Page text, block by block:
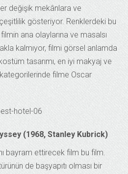
değişik mekânlara ve
gösteriyor. Renklerdeki bu
ana olaylarına ve masalsı
kalmıyor, filmi görsel anlamda
tasarımı, en iyi makyaj ve
filme Oscar
(1968, Stanley Kubrick)
bayram ettirecek film bu film.
de başyapıtı olması bir